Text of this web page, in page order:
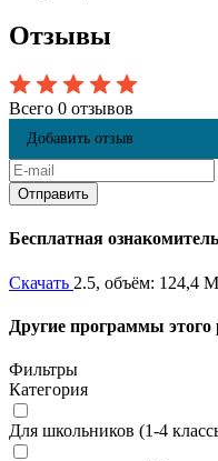
Отзывы
Всего 0 отзывов
Добавить отзыв
Бесплатная
Скачать 2.5, объём: 124,4
Другие программы этого
Фильтры
Категория
Для школьников (1-4